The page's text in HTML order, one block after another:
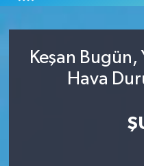
Keşan Bugün,
Hava
İzmir
Sağlık
İzmir Trafik
Süper Lig Puan